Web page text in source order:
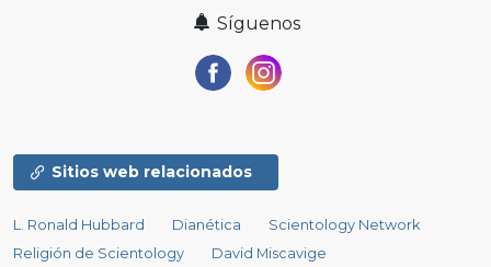
Síguenos
Sitios web relacionados
L. Ronald Hubbard Dianética
Scientology Network
Religión de Scientology
David Miscavige